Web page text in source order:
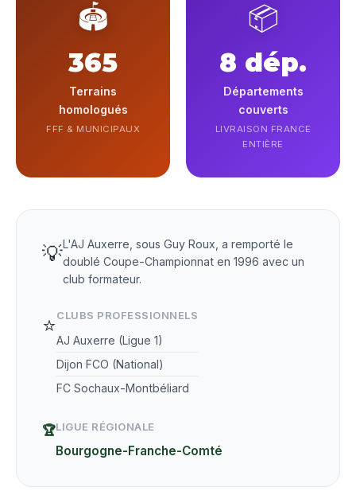
🏟️
365
Terrains
homologués
FFF & MUNICIPAUX
📦
8 dép.
Départements
couverts
LIVRAISON FRANCE
ENTIÈRE
💡L'AJ Auxerre, sous Guy Roux, a remporté le
doublé Coupe-Championnat en 1996 avec un
club formateur.
⭐CLUBS PROFESSIONNELS
AJ Auxerre (Ligue 1)
Dijon FCO (National)
FC Sochaux-Montbéliard
🏆LIGUE RÉGIONALE
Bourgogne-Franche-Comté